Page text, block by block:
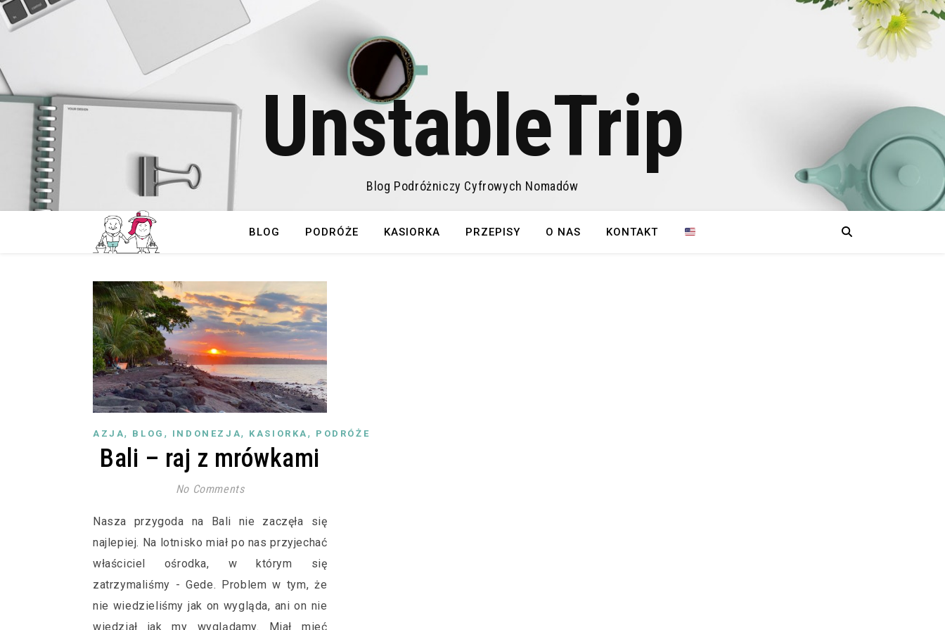
UnstableTrip
Blog Podróżniczy Cyfrowych Nomadów
BLOG PODRÓŻE KASIORKA PRZEPISY O NAS KONTAKT
AZJA, BLOG , INDONEZJA, KASIORKA, PODRÓŻE
Bali – raj z mrówkami
No Comments
Nasza przygoda na Bali nie zaczęła się
najlepiej. Na lotnisko miał po nas przyjechać
właściciel ośrodka, w którym się
zatrzymaliśmy - Gede. Problem w tym, że
nie wiedzieliśmy jak on wygląda, ani on nie
wiedział jak my wyglądamy. Miał mieć